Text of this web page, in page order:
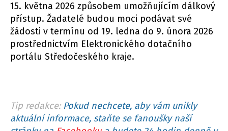
15. května 2026 způsobem umožňujícím dálkový
přístup. Žadatelé budou moci podávat své
žádosti v termínu od 19. ledna do 9. února 2026
prostřednictvím Elektronického dotačního
portálu Středočeského kraje.
Tip redakce: Pokud nechcete, aby vám unikly
aktuální informace, staňte se fanoušky naší